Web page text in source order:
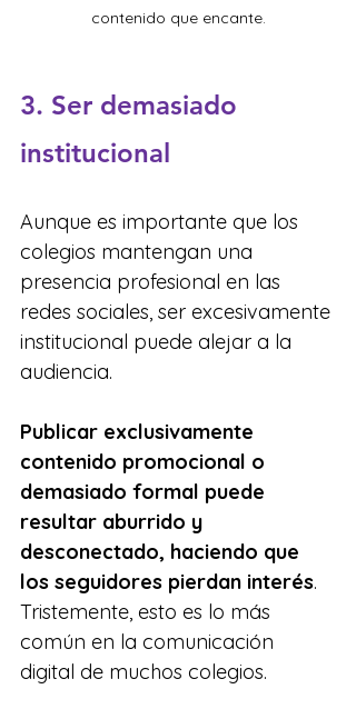
contenido que encante.
3. Ser demasiado
institucional
Aunque es importante que los
colegios mantengan una
presencia profesional en las
redes sociales, ser excesivamente
institucional puede alejar a la
audiencia.
Publicar exclusivamente
contenido promocional o
demasiado formal puede
resultar aburrido y
desconectado, haciendo que
los seguidores pierdan interés.
Tristemente, esto es lo más
común en la comunicación
digital de muchos colegios.